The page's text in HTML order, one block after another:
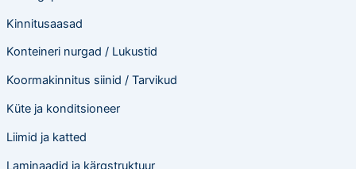
Kinnitusaasad
Konteineri nurgad / Lukustid
Koormakinnitus siinid / Tarvikud
Küte ja konditsioneer
Liimid ja katted
Laminaadid ja kärgstruktuur